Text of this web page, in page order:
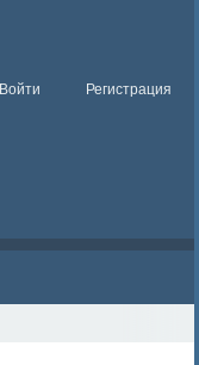
Войти Регистрация